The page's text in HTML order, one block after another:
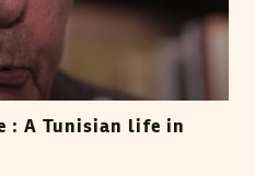
: A Tunisian life in